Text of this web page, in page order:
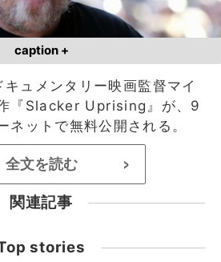
caption +
キュメンタリー映画監督マイ
『Slacker Uprising』が、9
ネットで無料公開される。
全文を読む >
関連記事
stories